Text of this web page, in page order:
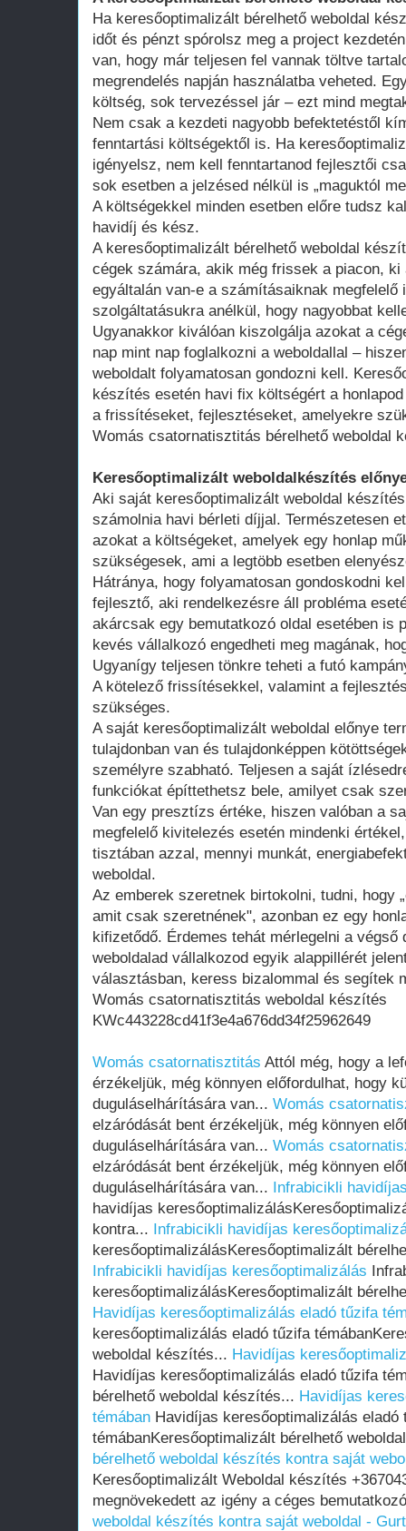
Ha keresőoptimalizált bérelhető weboldal
időt és pénzt spórolsz meg a project
van, hogy már teljesen fel vannak töltve
megrendelés napján használatba veheted.
költség, sok tervezéssel jár – ezt mind
Nem csak a kezdeti nagyobb befektetéstől
fenntartási költségektől is. Ha
igényelsz, nem kell fenntartanod fejlesztői
sok esetben a jelzésed nélkül is „maguktól
A költségekkel minden esetben előre tudsz
havidíj és kész.
A keresőoptimalizált bérelhető weboldal
cégek számára, akik még frissek a piacon, ki
egyáltalán van-e a számításaiknak megfelelő
szolgáltatásukra anélkül, hogy nagyobbat
Ugyanakkor kiválóan kiszolgálja azokat a
nap mint nap foglalkozni a weboldallal –
weboldalt folyamatosan gondozni kell.
készítés esetén havi fix költségért a
a frissítéseket, fejlesztéseket, amelyekre
Womás csatornatisztitás bérelhető weboldal
Keresőoptimalizált weboldalkészítés
Aki saját keresőoptimalizált weboldal
számolnia havi bérleti díjjal. Természetesen
azokat a költségeket, amelyek egy honlap
szükségesek, ami a legtöbb esetben
Hátránya, hogy folyamatosan gondoskodni
fejlesztő, aki rendelkezésre áll probléma
akárcsak egy bemutatkozó oldal esetében is
kevés vállalkozó engedheti meg magának,
Ugyanígy teljesen tönkre teheti a futó
A kötelező frissítésekkel, valamint a
szükséges.
A saját keresőoptimalizált weboldal előnye
tulajdonban van és tulajdonképpen
személyre szabható. Teljesen a saját
funkciókat építtethetsz bele, amilyet csak
Van egy presztízs értéke, hiszen valóban a
megfelelő kivitelezés esetén mindenki
tisztában azzal, mennyi munkát,
weboldal.
Az emberek szeretnek birtokolni, tudni, hogy
amit csak szeretnének", azonban ez egy
kifizetődő. Érdemes tehát mérlegelni a végső
weboldalad vállalkozod egyik alappillérét
választásban, keress bizalommal és segítek
Womás csatornatisztitás weboldal készítés
KWc443228cd41f3e4a676dd34f25962649
Womás csatornatisztitás Attól még, hogy a
érzékeljük, még könnyen előfordulhat, hogy
duguláselhárítására van... Womás
elzáródását bent érzékeljük, még könnyen
duguláselhárítására van... Womás
elzáródását bent érzékeljük, még könnyen
duguláselhárítására van... Infrabicikli
havidíjas
kontra... Infrabicikli havidíjas
keresőoptimalizálásKeresőoptimalizált
Infrabicikli havidíjas keresőoptimalizálás
keresőoptimalizálásKeresőoptimalizált
Havidíjas keresőoptimalizálás eladó tűzifa
keresőoptimalizálás eladó tűzifa
weboldal készítés... Havidíjas
Havidíjas keresőoptimalizálás eladó tűzifa
bérelhető weboldal készítés... Havidíjas
témában Havidíjas keresőoptimalizálás eladó
témábanKeresőoptimalizált bérelhető
bérelhető weboldal készítés kontra saját
Keresőoptimalizált Weboldal készítés
megnövekedett az igény a céges
weboldal készítés kontra saját weboldal -